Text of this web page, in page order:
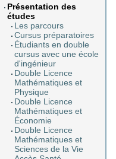
Présentation des
études
Les parcours
Cursus préparatoires
Étudiants en double
cursus avec une école
d'ingénieur
Double Licence
Mathématiques et
Physique
Double Licence
Mathématiques et
Économie
Double Licence
Mathématiques et
Sciences de la Vie